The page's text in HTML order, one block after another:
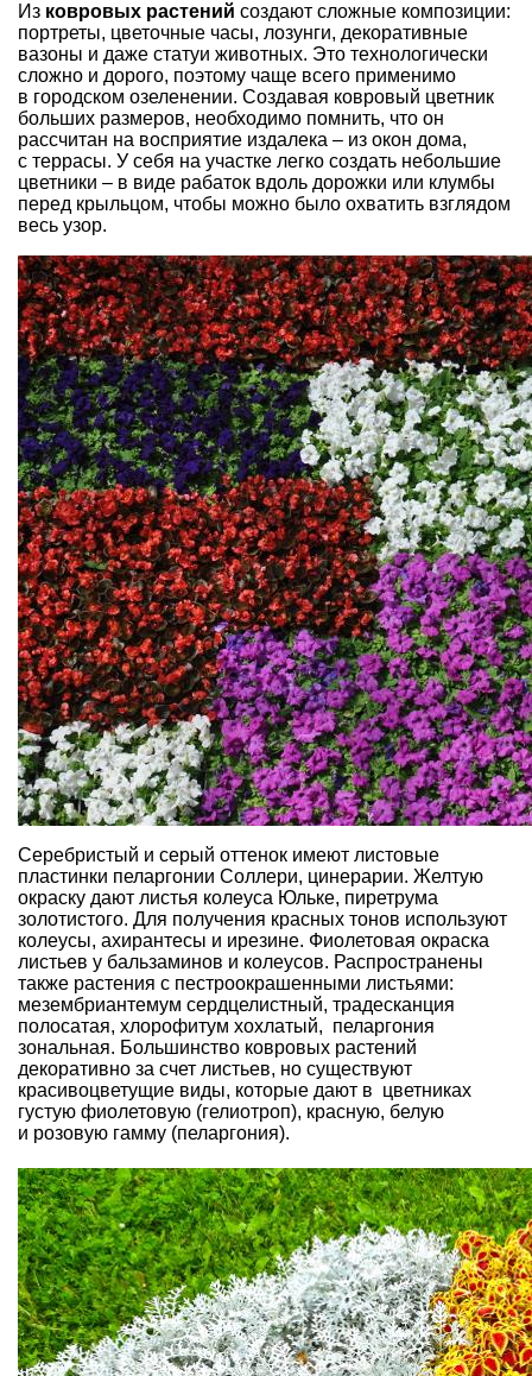
Из ковровых растений создают сложные композиции:
портреты, цветочные часы, лозунги, декоративные
вазоны и даже статуи животных. Это технологически
сложно и дорого, поэтому чаще всего применимо
в городском озеленении. Создавая ковровый цветник
больших размеров, необходимо помнить, что он
рассчитан на восприятие издалека – из окон дома,
с террасы. У себя на участке легко создать небольшие
цветники – в виде рабаток вдоль дорожки или клумбы
перед крыльцом, чтобы можно было охватить взглядом
весь узор.
Серебристый и серый оттенок имеют листовые
пластинки пеларгонии Соллери, цинерарии. Желтую
окраску дают листья колеуса Юльке, пиретрума
золотистого. Для получения красных тонов используют
колеусы, ахирантесы и ирезине. Фиолетовая окраска
листьев у бальзаминов и колеусов. Распространены
также растения с пестроокрашенными листьями:
мезембриантемум сердцелистный, традесканция
полосатая, хлорофитум хохлатый, пеларгония
зональная. Большинство ковровых растений
декоративно за счет листьев, но существуют
красивоцветущие виды, которые дают в цветниках
густую фиолетовую (гелиотроп), красную, белую
и розовую гамму (пеларгония).